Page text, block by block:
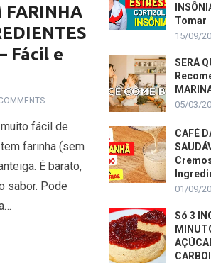
Fácil e
fácil de
farinha (sem
É barato,
sabor. Pode
Tomar
15/09/
SERÁ
05/03/
CAFÉ
01/09/
Só 3